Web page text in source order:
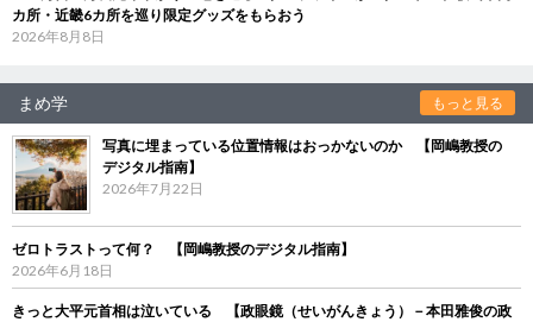
カ所・近畿6カ所を巡り限定グッズをもらおう
2026年8月8日
まめ学 もっと見る
写真に埋まっている位置情報はおっかないのか 【岡嶋教授の
デジタル指南】
2026年7月22日
ゼロトラストって何？ 【岡嶋教授のデジタル指南】
2026年6月18日
きっと大平元首相は泣いている 【政眼鏡（せいがんきょう）－本田雅俊の政